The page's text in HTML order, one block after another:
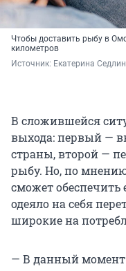
Чтобы доставить рыбу в
километров
Источник: Екатерина
В сложившейся
выхода: первый —
страны, второй —
рыбу. Но, по
сможет
одеяло на себя
широкие на
— В данный момент